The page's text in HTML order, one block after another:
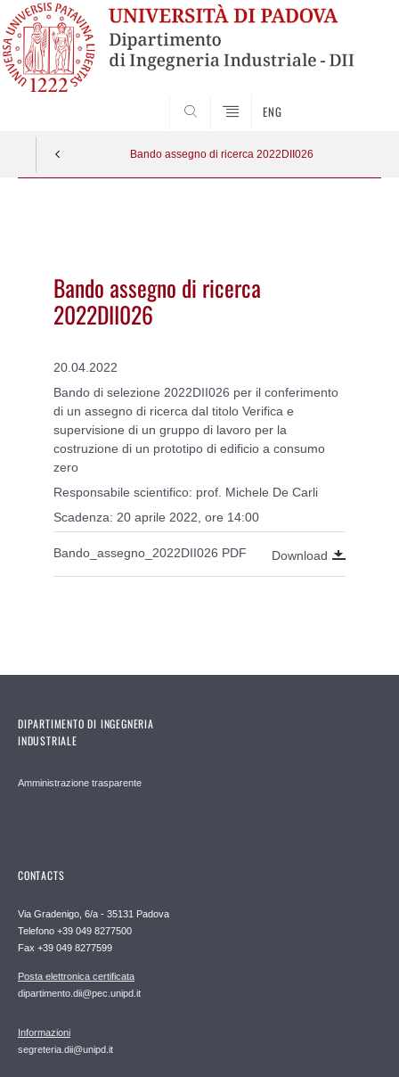
ENG
Bando assegno di ricerca 2022DII026
Bando assegno di ricerca
2022DII026
20.04.2022
Bando di selezione 2022DII026 per il conferimento
di un assegno di ricerca dal titolo Verifica e
supervisione di un gruppo di lavoro per la
costruzione di un prototipo di edificio a consumo
zero
Responsabile scientifico: prof. Michele De Carli
Scadenza: 20 aprile 2022, ore 14:00
Bando_assegno_2022DII026 PDF Download
DIPARTIMENTO DI INGEGNERIA
INDUSTRIALE
Amministrazione trasparente
CONTACTS
Via Gradenigo, 6/a - 35131 Padova
Telefono +39 049 8277500
Fax +39 049 8277599
Posta elettronica certificata
dipartimento.dii@pec.unipd.it
Informazioni
segreteria.dii@unipd.it